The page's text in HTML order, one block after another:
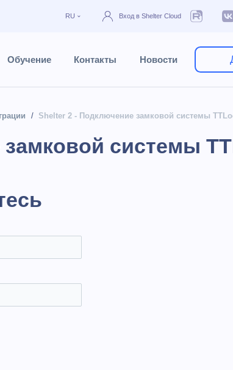
RU Вход в Shelter Cloud
Обучение Контакты Новости
Shelter 2 - Подключение замковой системы
системы